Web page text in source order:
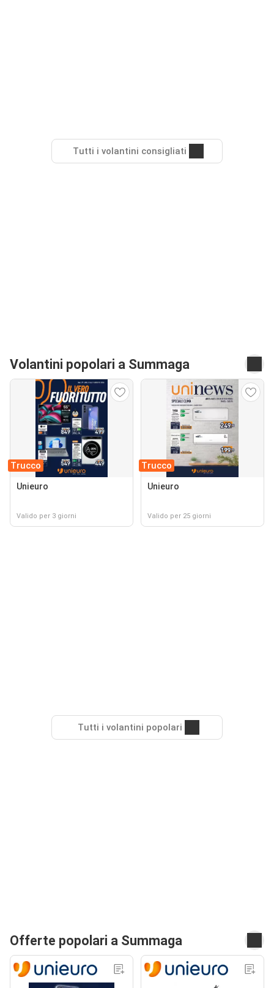
Tutti i volantini consigliati
Volantini popolari a Summaga
Trucco
Unieuro
Valido per 3 giorni
Trucco
Unieuro
Valido per 25 giorni
Tutti i volantini popolari
Offerte popolari a Summaga